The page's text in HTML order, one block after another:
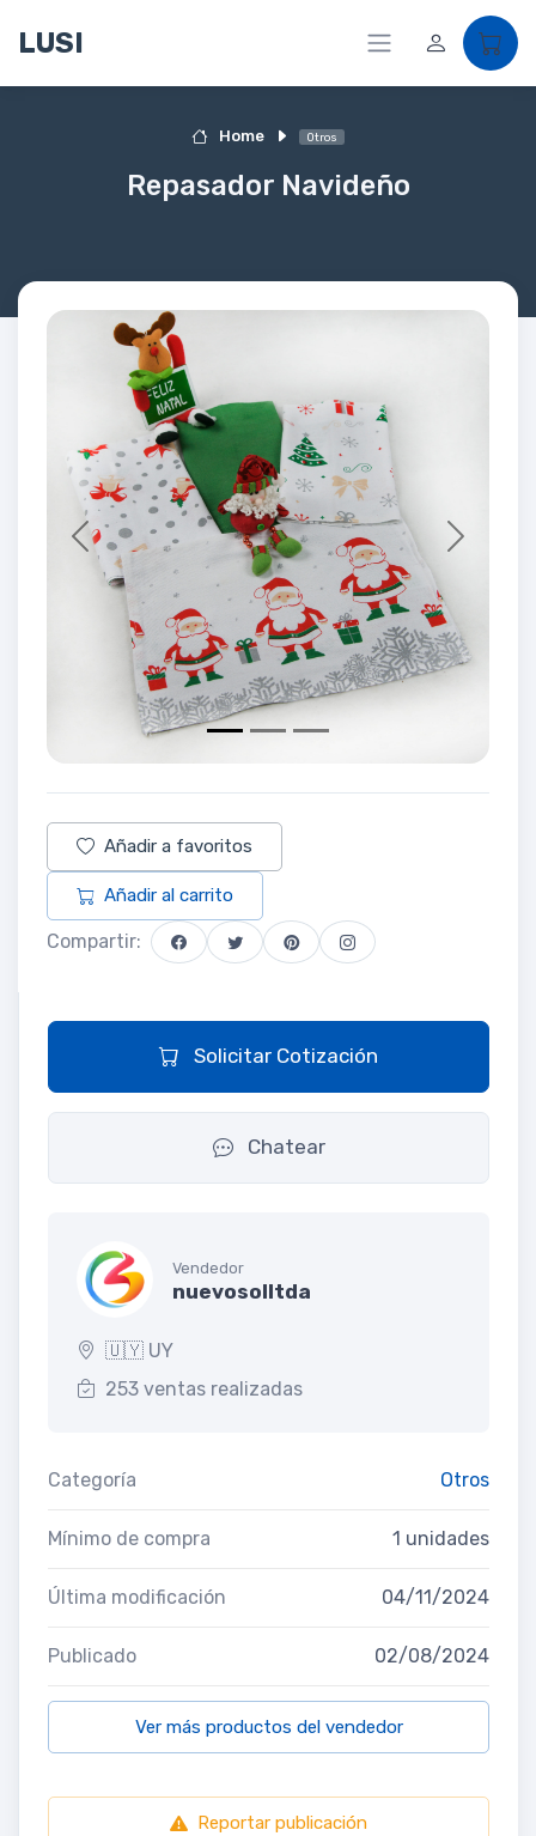
LUSI
Home Otros
Repasador Navideño
Previous Next
Añadir a favoritos
Añadir al carrito
Compartir:
Solicitar Cotización
Chatear
Vendedor
nuevosolltda
🇺🇾 UY
253 ventas realizadas
Categoría Otros
Mínimo de compra 1 unidades
Última modificación 04/11/2024
Publicado 02/08/2024
Ver más productos del vendedor
Reportar publicación